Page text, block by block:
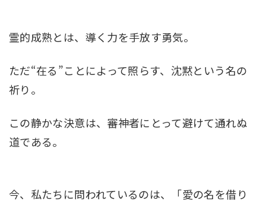
霊的成熟とは、導く力を手放す勇気。
ただ“在る”ことによって照らす、沈黙という名の
祈り。
この静かな決意は、審神者にとって避けて通れぬ
道である。
今、私たちに問われているのは、「愛の名を借り